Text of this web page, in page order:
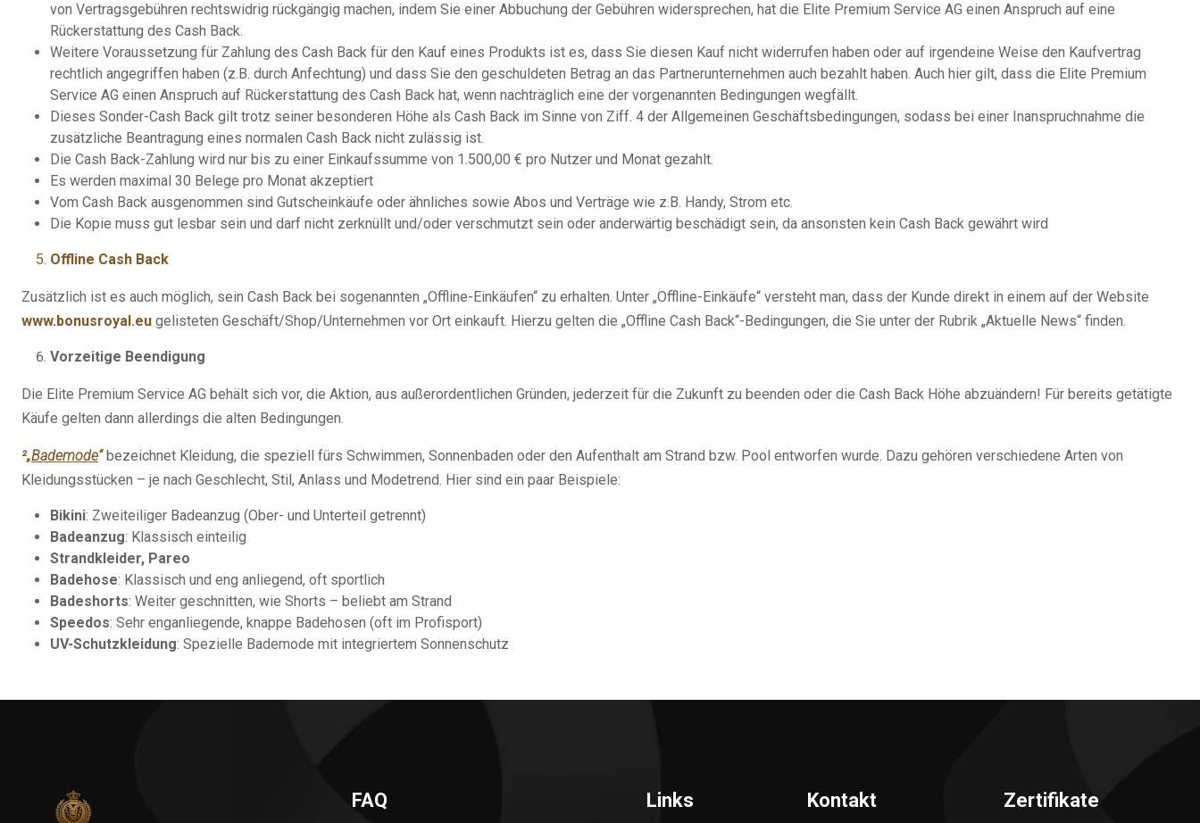
von Vertragsgebühren rechtswidrig rückgängig machen, indem Sie einer Abbuchung der Gebühren widersprechen, hat die Elite Premium Service AG einen Anspruch auf eine
Rückerstattung des Cash Back.
Weitere Voraussetzung für Zahlung des Cash Back für den Kauf eines Produkts ist es, dass Sie diesen Kauf nicht widerrufen haben oder auf irgendeine Weise den Kaufvertrag
rechtlich angegriffen haben (z.B. durch Anfechtung) und dass Sie den geschuldeten Betrag an das Partnerunternehmen auch bezahlt haben. Auch hier gilt, dass die Elite Premium
Service AG einen Anspruch auf Rückerstattung des Cash Back hat, wenn nachträglich eine der vorgenannten Bedingungen wegfällt.
Dieses Sonder-Cash Back gilt trotz seiner besonderen Höhe als Cash Back im Sinne von Ziff. 4 der Allgemeinen Geschäftsbedingungen, sodass bei einer Inanspruchnahme die
zusätzliche Beantragung eines normalen Cash Back nicht zulässig ist.
Die Cash Back-Zahlung wird nur bis zu einer Einkaufssumme von 1.500,00 € pro Nutzer und Monat gezahlt.
Es werden maximal 30 Belege pro Monat akzeptiert
Vom Cash Back ausgenommen sind Gutscheinkäufe oder ähnliches sowie Abos und Verträge wie z.B. Handy, Strom etc.
Die Kopie muss gut lesbar sein und darf nicht zerknüllt und/oder verschmutzt sein oder anderwärtig beschädigt sein, da ansonsten kein Cash Back gewährt wird
Offline Cash Back
Zusätzlich ist es auch möglich, sein Cash Back bei sogenannten „Offline-Einkäufen“ zu erhalten. Unter „Offline-Einkäufe“ versteht man, dass der Kunde direkt in einem auf der Website
www.bonusroyal.eu gelisteten Geschäft/Shop/Unternehmen vor Ort einkauft. Hierzu gelten die „Offline Cash Back“-Bedingungen, die Sie unter der Rubrik „Aktuelle News“ finden.
Vorzeitige Beendigung
Die Elite Premium Service AG behält sich vor, die Aktion, aus außerordentlichen Gründen, jederzeit für die Zukunft zu beenden oder die Cash Back Höhe abzuändern! Für bereits getätigte
Käufe gelten dann allerdings die alten Bedingungen.
²„Bademode“bezeichnet Kleidung, die speziell fürs Schwimmen, Sonnenbaden oder den Aufenthalt am Strand bzw. Pool entworfen wurde. Dazu gehören verschiedene Arten von
Kleidungsstücken – je nach Geschlecht, Stil, Anlass und Modetrend. Hier sind ein paar Beispiele:
Bikini: Zweiteiliger Badeanzug (Ober- und Unterteil getrennt)
Badeanzug: Klassisch einteilig
Strandkleider, Pareo
Badehose: Klassisch und eng anliegend, oft sportlich
Badeshorts: Weiter geschnitten, wie Shorts – beliebt am Strand
Speedos: Sehr enganliegende, knappe Badehosen (oft im Profisport)
UV-Schutzkleidung: Spezielle Bademode mit integriertem Sonnenschutz
FAQ Links Kontakt Zertifikate